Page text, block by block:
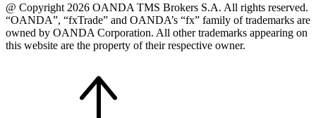
@ Copyright 2026 OANDA TMS Brokers S.A. All rights reserved.
“OANDA”, “fxTrade” and OANDA’s “fx” family of trademarks are
owned by OANDA Corporation. All other trademarks appearing on
this website are the property of their respective owner.